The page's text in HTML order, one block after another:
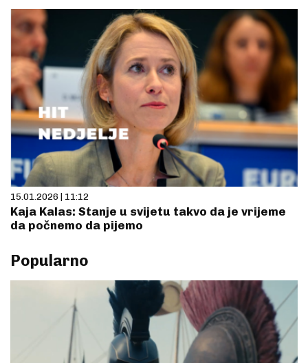
15.01.2026 | 11:12
Kaja Kalas: Stanje u svijetu takvo da je vrijeme
da počnemo da pijemo
Popularno